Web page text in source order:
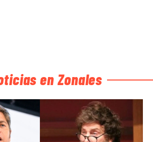
en Zonales